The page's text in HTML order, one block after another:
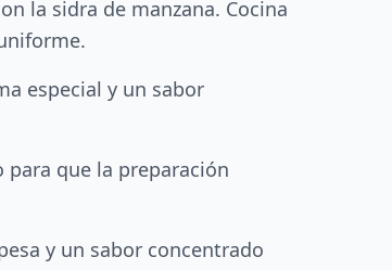
la sidra de manzana. Cocina
especial y un sabor
que la preparación
y un sabor concentrado